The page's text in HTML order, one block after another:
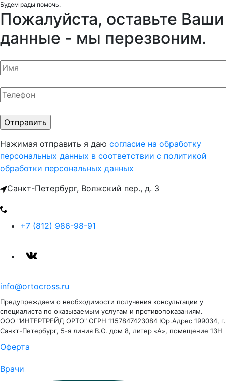
Будем рады помочь.
Пожалуйста, оставьте Ваши
данные - мы перезвоним.
Нажимая отправить я даю согласие на обработку
персональных данных в соответствии с политикой
обработки персональных данных
Санкт-Петербург, Волжский пер., д. 3
+7 (812) 986-98-91
info@ortocross.ru
Предупреждаем о необходимости получения консультации у
специалиста по оказываемым услугам и противопоказаниям.
ООО "ИНТЕРТРЕЙД ОРТО" ОГРН 1157847423084 Юр.Адрес 199034, г.
Санкт-Петербург, 5-я линия В.О. дом 8, литер «А», помещение 13Н
Оферта
Врачи